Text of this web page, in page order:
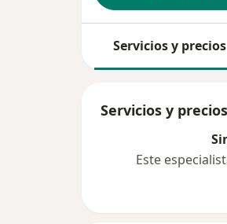
Servicios y precios
Servicios y precios
Este